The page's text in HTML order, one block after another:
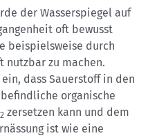
der Wasserspiegel auf
oft bewusst
beispielsweise durch
nutzbar zu machen.
dass Sauerstoff in den
organische
2 zersetzen kann und dem
ist wie eine